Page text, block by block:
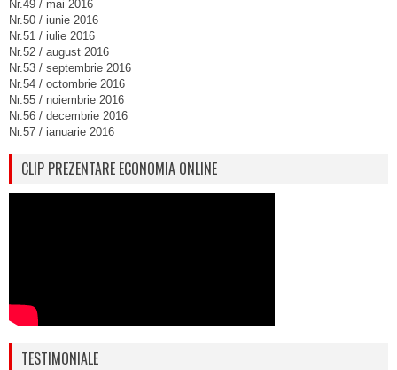
Nr.49 / mai 2016
Nr.50 / iunie 2016
Nr.51 / iulie 2016
Nr.52 / august 2016
Nr.53 / septembrie 2016
Nr.54 / octombrie 2016
Nr.55 / noiembrie 2016
Nr.56 / decembrie 2016
Nr.57 / ianuarie 2016
CLIP PREZENTARE ECONOMIA ONLINE
TESTIMONIALE